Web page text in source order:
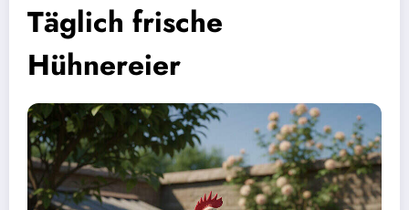
Täglich frische
Hühnereier